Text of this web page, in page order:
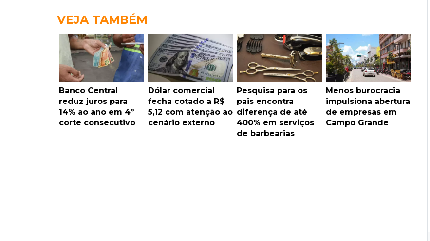
VEJA TAMBÉM
Banco Central
reduz juros para
14% ao ano em 4º
corte consecutivo
Dólar comercial
fecha cotado a R$
5,12 com atenção ao
cenário externo
Pesquisa para os
pais encontra
diferença de até
400% em serviços
de barbearias
Menos burocracia
impulsiona abertura
de empresas em
Campo Grande